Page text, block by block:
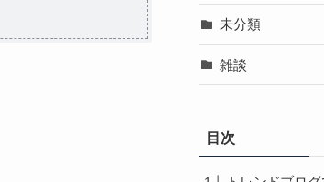
未分類
雑談
目次